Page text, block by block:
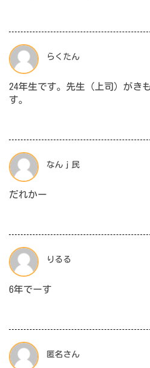
らくたん
24年生です。先生（上司）がき
す。
なんｊ民
だれかー
りるる
6年でーす
匿名さん